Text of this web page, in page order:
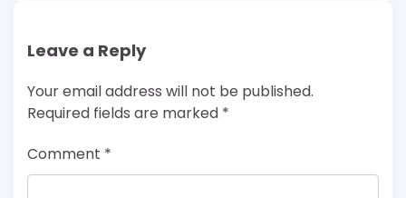
Leave a Reply
Your email address will not be published.
Required fields are marked *
Comment *